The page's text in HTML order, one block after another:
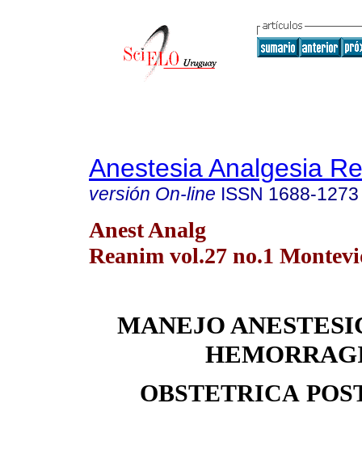
Anestesia Analgesia
versión On-line ISSN 1688-1273
Anest Analg
Reanim vol.27 no.1
MANEJO
OBSTETRICA